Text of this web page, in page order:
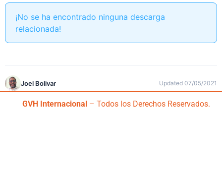
¡No se ha encontrado ninguna descarga
relacionada!
Joel Bolivar Updated 07/05/2021
GVH Internacional – Todos los Derechos Reservados.